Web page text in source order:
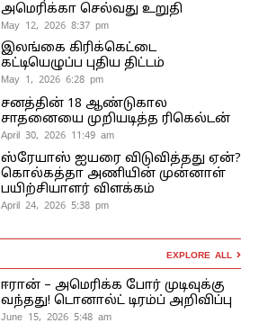
அமெரிக்கா செல்வது உறுதி
May 12, 2026 8:37 pm
இலங்கை கிரிக்கெட்டை
கட்டியெழுப்ப புதிய திட்டம்
May 1, 2026 6:28 pm
சனத்தின் 18 ஆண்டுகால
சாதனையை முறியடித்த ரிகெல்டன்
April 30, 2026 11:49 am
ஸ்ரேயாஸ் ஐயரை விடுவித்தது ஏன்?
கொல்கத்தா அணியின் முன்னாள்
பயிற்சியாளர் விளக்கம்
April 24, 2026 5:38 pm
EXPLORE ALL
ஈரான் – அமெரிக்க போர் முடிவுக்கு
வந்தது! டொனால்ட் டிரம்ப் அறிவிப்பு
June 15, 2026 5:48 am